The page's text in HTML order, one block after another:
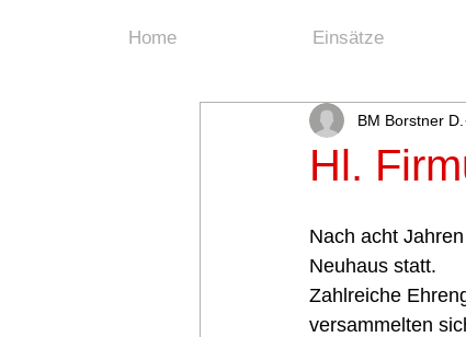
Home Einsätze
Hl.
BM Borstner D.
Nach acht
Neuhaus statt.
Zahlreiche
versammelten